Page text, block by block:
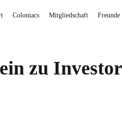
Coloniacs Mitgliedschaft Freunde
zu